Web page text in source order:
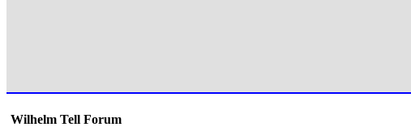
Wilhelm Tell Forum